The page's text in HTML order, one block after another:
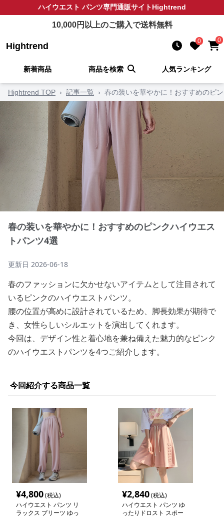
ハイウエスト パンツ専門通販サイトHightrend
10,000円以上のご購入で送料無料
Hightrend 0 0
新着商品 商品を検索 人気ランキング
Hightrend TOP › 記事一覧 › 春の装いを華やかに！おすすめのピ
春の装いを華やかに！おすすめのピンクハイウエス
トパンツ4選
更新日 2026-06-18
春のファッションに欠かせないアイテムとして注目されて
いるピンクのハイウエストパンツ。
腰の位置が高めに設計されているため、脚長効果が期待で
き、女性らしいシルエットを演出してくれます。
今回は、デザイン性と着心地を兼ね備えた魅力的なピンク
のハイウエストパンツを4つご紹介します。
今回紹介する商品一覧
¥4,800(税込)
ハイウエスト パンツ リ
ラックス プリーツ ゆっ
¥2,840(税込)
ハイウエスト パンツ ゆ
ったりドロスト スポー